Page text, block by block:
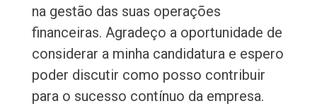
na gestão das suas operações
financeiras. Agradeço a oportunidade de
considerar a minha candidatura e espero
poder discutir como posso contribuir
para o sucesso contínuo da empresa.